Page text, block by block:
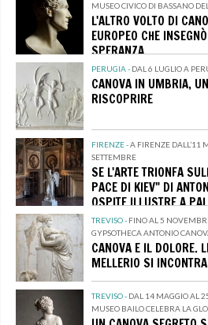
MUSEO CIVICO DI BASSANO
L'ALTRO VOLTO DI
EUROPEO CHE
SPERANZA
PERUGIA - DAL 6 LUGLIO A
CANOVA IN UMBRIA,
RISCOPRIRE
FIRENZE -A FIRENZE DALL’11
SETTEMBRE
SE L'ARTE TRIONFA
PACE DI KIEV" DI
OSPITE ILLUSTRE A
TREVISO - FINO AL 5
GYPSOTHECA ANTONIO
CANOVA E IL DOLORE.
MELLERIO SI
TREVISO - DAL 14 MAGGIO AL
MUSEO BAILO CELEBRA LA